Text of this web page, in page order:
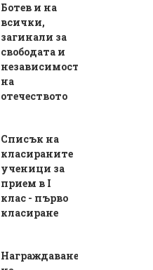
Ботев и на
всички,
загинали за
свободата и
независимостта
на
отечеството
Списък на
класираните
ученици за
прием в I
клас - първо
класиране
Награждаване